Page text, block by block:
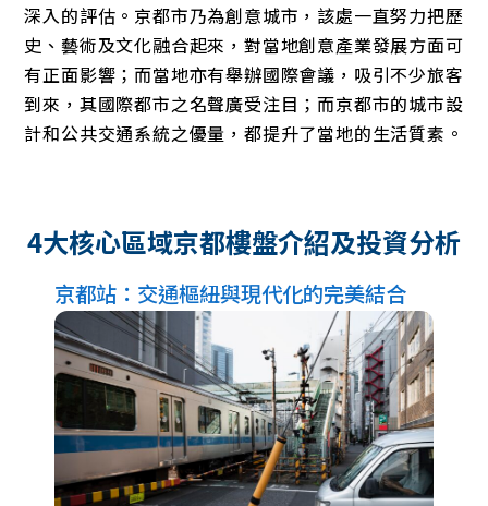
深入的評估。京都市乃為創意城市，該處一直努力把歷
史、藝術及文化融合起來，對當地創意產業發展方面可
有正面影響；而當地亦有舉辦國際會議，吸引不少旅客
到來，其國際都市之名聲廣受注目；而京都市的城市設
計和公共交通系統之優量，都提升了當地的生活質素。
4大核心區域京都樓盤介紹及投資分析
京都站：交通樞紐與現代化的完美結合